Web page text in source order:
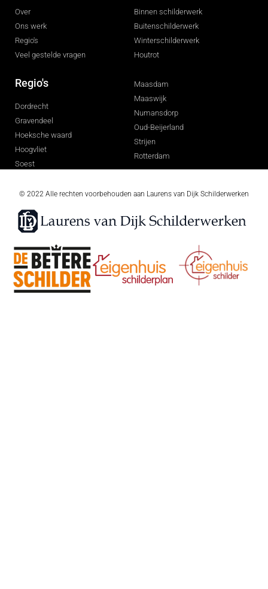
Over
Ons werk
Regio's
Veel gestelde vragen
Binnen schilderwerk
Buitenschilderwerk
Winterschilderwerk
Houtrot
Regio's
Dordrecht
Gravendeel
Hoeksche waard
Hoogvliet
Soest
Maasdam
Maaswijk
Numansdorp
Oud-Beijerland
Strijen
Rotterdam
© 2022 Alle rechten voorbehouden aan Laurens van Dijk Schilderwerken